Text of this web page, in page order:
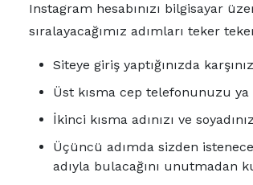
Instagram hesabınızı bilgisayar
sıralayacağımız adımları teker
Siteye giriş yaptığınızda
Üst kısma cep telefonunuzu
İkinci kısma adınızı ve
Üçüncü adımda sizden
adıyla bulacağını unutmadan